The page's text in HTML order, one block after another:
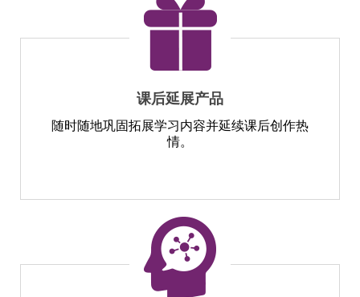
课后延展产品
随时随地巩固拓展学习内容并延续课后创作热
情。